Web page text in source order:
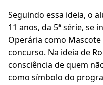
Seguindo essa ideia, o
11 anos, da 5ª série, se
Operária como
concurso. Na ideia de
consciência de quem
como símbolo do